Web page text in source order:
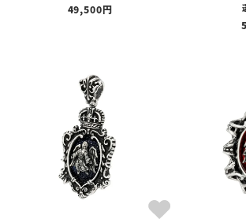
49,500